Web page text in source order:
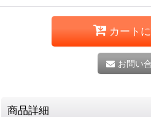
カート
お問い
商品詳細